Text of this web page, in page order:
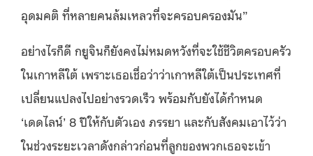
อุดมคติ ที่หลายคนล้มเหลวที่จะครอบครองมัน”
อย่างไรก็ดี กยูจินก็ยังคงไม่หมดหวังที่จะใช้ชีวิตครอบครัว
ในเกาหลีใต้ เพราะเธอเชื่อว่าว่าเกาหลีใต้เป็นประเทศที่
เปลี่ยนแปลงไปอย่างรวดเร็ว พร้อมกับยังได้กำหนด
‘เดดไลน์’ 8 ปีให้กับตัวเอง ภรรยา และกับสังคมเอาไว้ว่า
ในช่วงระยะเวลาดังกล่าวก่อนที่ลูกของพวกเธอจะเข้า